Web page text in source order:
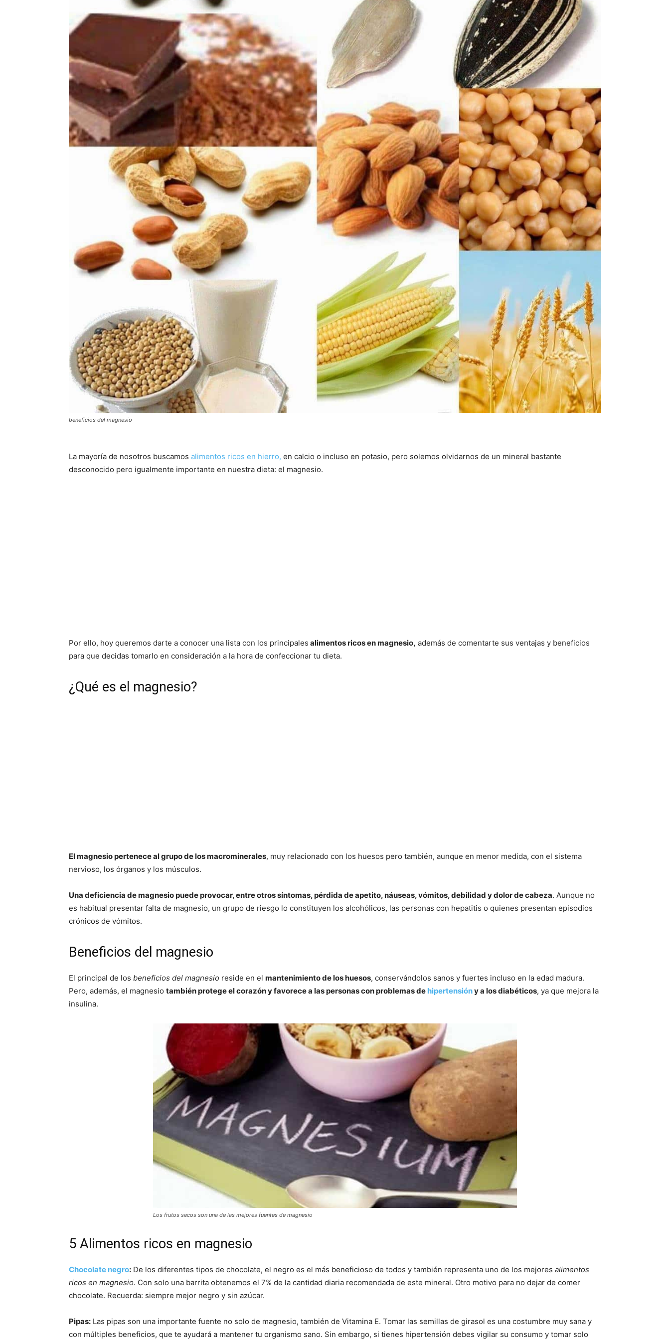
beneficios del magnesio
La mayoría de nosotros buscamos alimentos ricos en hierro, en calcio o incluso en potasio, pero solemos olvidarnos de un mineral bastante
desconocido pero igualmente importante en nuestra dieta: el magnesio.
Por ello, hoy queremos darte a conocer una lista con los principales alimentos ricos en magnesio, además de comentarte sus ventajas y beneficios
para que decidas tomarlo en consideración a la hora de confeccionar tu dieta.
¿Qué es el magnesio?
El magnesio pertenece al grupo de los macrominerales, muy relacionado con los huesos pero también, aunque en menor medida, con el sistema
nervioso, los órganos y los músculos.
Una deficiencia de magnesio puede provocar, entre otros síntomas, pérdida de apetito, náuseas, vómitos, debilidad y dolor de cabeza. Aunque no
es habitual presentar falta de magnesio, un grupo de riesgo lo constituyen los alcohólicos, las personas con hepatitis o quienes presentan episodios
crónicos de vómitos.
Beneficios del magnesio
El principal de los beneficios del magnesio reside en el mantenimiento de los huesos, conservándolos sanos y fuertes incluso en la edad madura.
Pero, además, el magnesio también protege el corazón y favorece a las personas con problemas de hipertensióny a los diabéticos, ya que mejora la
insulina.
Los frutos secos son una de las mejores fuentes de magnesio
5 Alimentos ricos en magnesio
Chocolate negro: De los diferentes tipos de chocolate, el negro es el más beneficioso de todos y también representa uno de los mejores alimentos
ricos en magnesio. Con solo una barrita obtenemos el 7% de la cantidad diaria recomendada de este mineral. Otro motivo para no dejar de comer
chocolate. Recuerda: siempre mejor negro y sin azúcar.
Pipas: Las pipas son una importante fuente no solo de magnesio, también de Vitamina E. Tomar las semillas de girasol es una costumbre muy sana y
con múltiples beneficios, que te ayudará a mantener tu organismo sano. Sin embargo, si tienes hipertensión debes vigilar su consumo y tomar solo